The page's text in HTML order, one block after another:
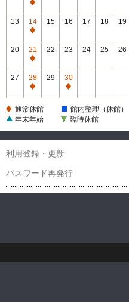
通
常
休
館
13
14
通
常
休
館
15 16 17 18 19
20
21
通
常
休
館
22 23 24 25 26
27
28
通
休
29
30
通
休
通常休館
館内整理（休館）
年末年始
臨時休館
利用登録・更新
パスワード再発行